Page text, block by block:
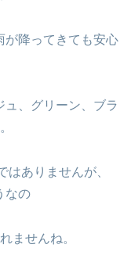
が降ってきても安心
ュ、グリーン、ブラ
ありませんが、
なの
ませんね。